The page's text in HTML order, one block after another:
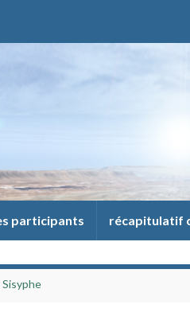
participants récapitulatif